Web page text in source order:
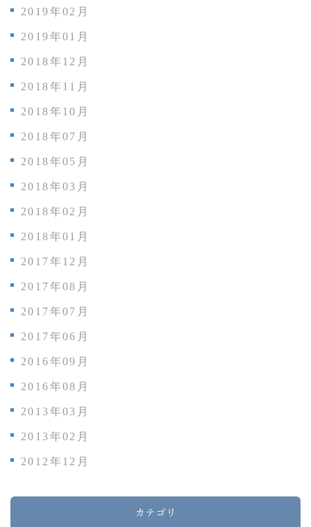
2019年02月
2019年01月
2018年12月
2018年11月
2018年10月
2018年07月
2018年05月
2018年03月
2018年02月
2018年01月
2017年12月
2017年08月
2017年07月
2017年06月
2016年09月
2016年08月
2013年03月
2013年02月
2012年12月
カテゴリ